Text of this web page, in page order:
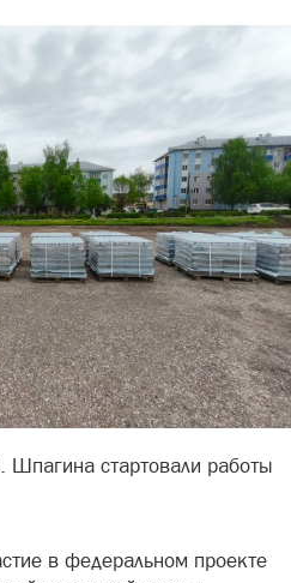
стартовали работы
в федеральном проекте